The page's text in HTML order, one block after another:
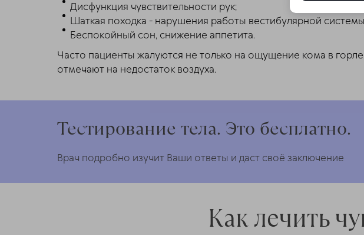
Дисфункция чувствительности рук;
Шаткая походка - нарушения работы вестибулярной
Беспокойный сон, снижение аппетита.
Часто пациенты жалуются не только на ощущение кома в
отмечают на недостаток воздуха.
Тестирование тела. Это бесплатно.
Врач подробно изучит Ваши ответы и даст своё заключение
Как лечить